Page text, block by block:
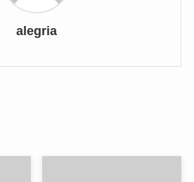
alegria